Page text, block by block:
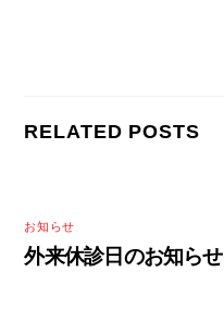
RELATED POSTS
お知らせ
外来休診日のお知らせ